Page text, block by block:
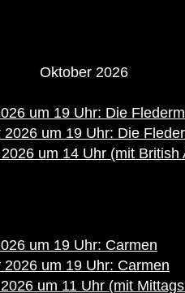
Oktober 2026
um 19 Uhr: Die
um 19 Uhr: Die
um 14 Uhr (mit British
um 19 Uhr: Carmen
um 19 Uhr: Carmen
um 11 Uhr (mit